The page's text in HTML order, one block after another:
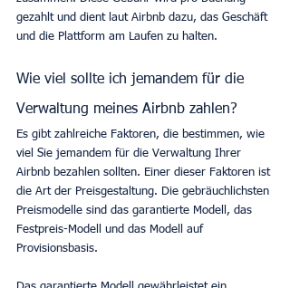
gezahlt und dient laut Airbnb dazu, das Geschäft
und die Plattform am Laufen zu halten.
Wie viel sollte ich jemandem für die
Verwaltung meines Airbnb zahlen?
Es gibt zahlreiche Faktoren, die bestimmen, wie
viel Sie jemandem für die Verwaltung Ihrer
Airbnb bezahlen sollten. Einer dieser Faktoren ist
die Art der Preisgestaltung. Die gebräuchlichsten
Preismodelle sind das garantierte Modell, das
Festpreis-Modell und das Modell auf
Provisionsbasis.